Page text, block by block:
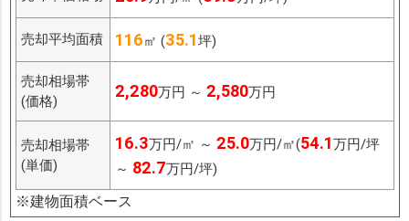
売却平均面積 116㎡ (35.1坪)
売却相場帯
(価格)
2,280万円 ～ 2,580万円
売却相場帯
(単価)
16.3万円/㎡ ～ 25.0万円/㎡(54.1万円/坪
～ 82.7万円/坪)
※建物面積ベース